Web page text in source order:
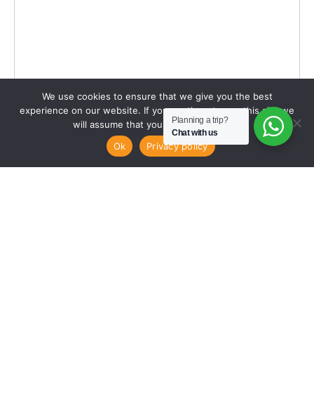
Planning a trip?
Chat with us
We use cookies to ensure that we give you the best
experience on our website. If you continue to use this site we
will assume that you are happy with it.
Ok
Privacy policy
DOE EEN AANVRAAG